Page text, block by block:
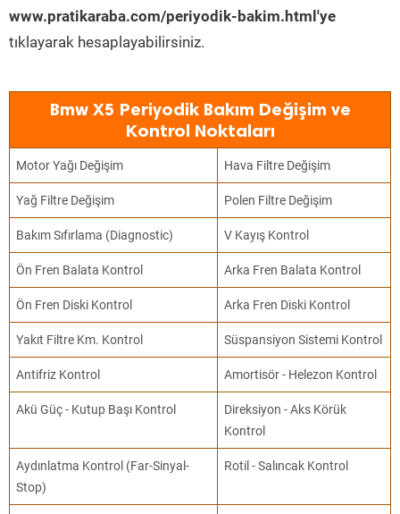
www.pratikaraba.com/periyodik-bakim.html'ye
tıklayarak hesaplayabilirsiniz.
Bmw X5 Periyodik Bakım Değişim ve
Kontrol Noktaları
Motor Yağı Değişim Hava Filtre Değişim
Yağ Filtre Değişim Polen Filtre Değişim
Bakım Sıfırlama (Diagnostic) V Kayış Kontrol
Ön Fren Balata Kontrol Arka Fren Balata Kontrol
Ön Fren Diski Kontrol Arka Fren Diski Kontrol
Yakıt Filtre Km. Kontrol Süspansiyon Sistemi Kontrol
Antifriz Kontrol Amortisör - Helezon Kontrol
Akü Güç - Kutup Başı Kontrol
Direksiyon - Aks Körük
Kontrol
Aydınlatma Kontrol (Far-Sinyal-
Stop)
Rotil - Salıncak Kontrol